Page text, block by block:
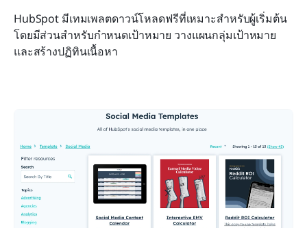
HubSpot มีเทมเพลตดาวน์โหลดฟรีที่เหมาะสำหรับผู้เริ่มต้น
โดยมีส่วนสำหรับกำหนดเป้าหมาย วางแผนกลุ่มเป้าหมาย
และสร้างปฏิทินเนื้อหา